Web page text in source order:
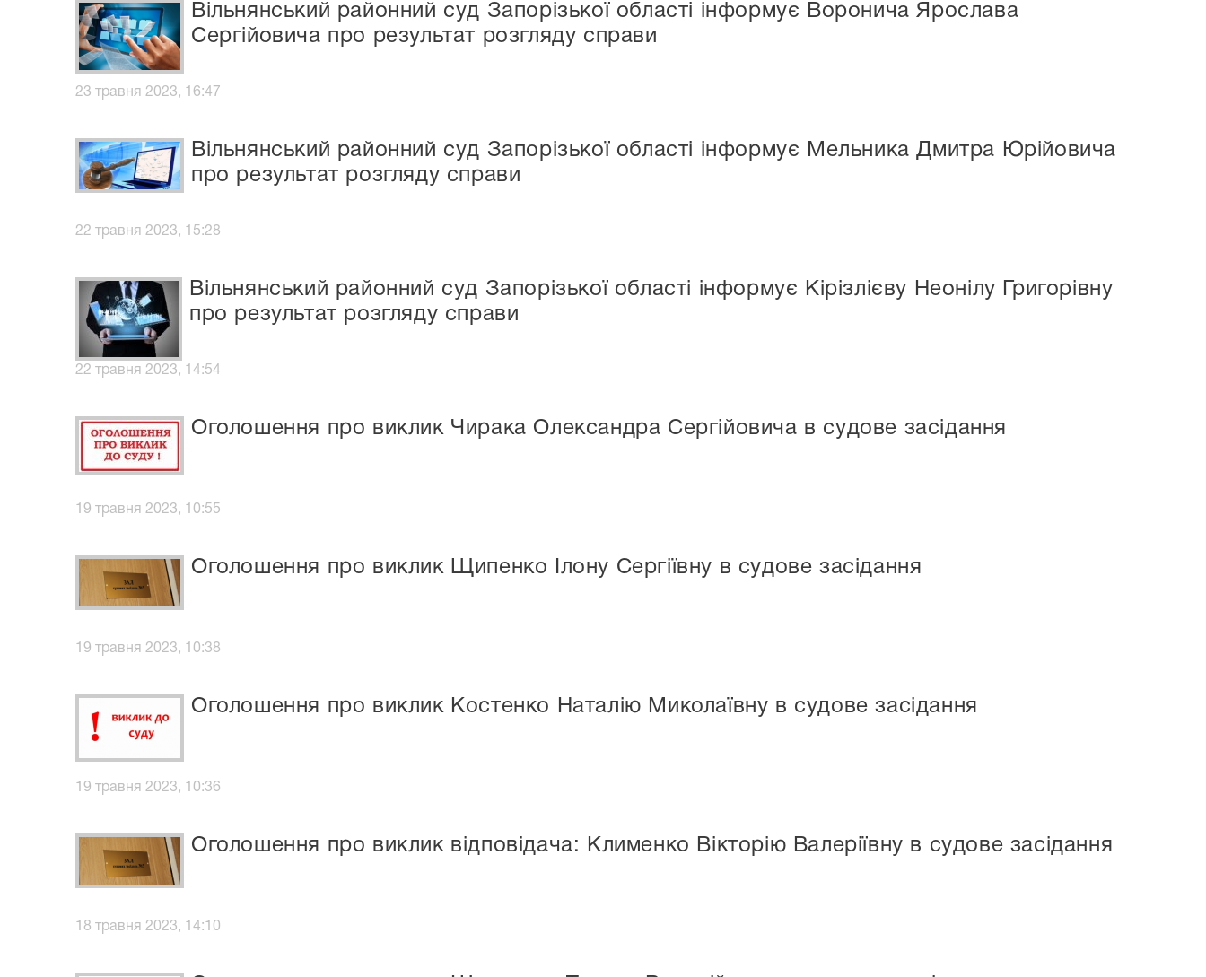
Вільнянський районний суд Запорізької області інформує Воронича Ярослава
Сергійовича про результат розгляду справи
23 травня 2023, 16:47
Вільнянський районний суд Запорізької області інформує Мельника Дмитра Юрійовича
про результат розгляду справи
22 травня 2023, 15:28
Вільнянський районний суд Запорізької області інформує Кірізлієву Неонілу Григорівну
про результат розгляду справи
22 травня 2023, 14:54
Оголошення про виклик Чирака Олександра Сергійовича в судове засідання
19 травня 2023, 10:55
Оголошення про виклик Щипенко Ілону Сергіївну в судове засідання
19 травня 2023, 10:38
Оголошення про виклик Костенко Наталію Миколаївну в судове засідання
19 травня 2023, 10:36
Оголошення про виклик відповідача: Клименко Вікторію Валеріївну в судове засідання
18 травня 2023, 14:10